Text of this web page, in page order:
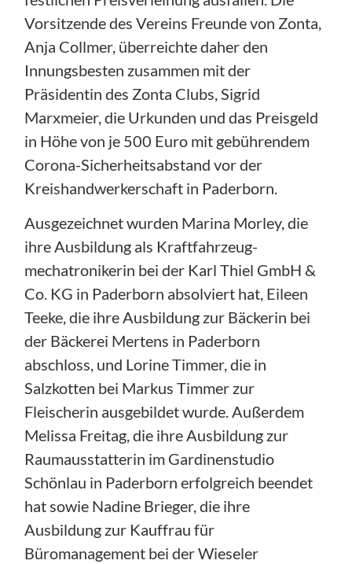
Vorsitzende des Vereins Freunde von Zonta,
Anja Collmer, überreichte daher den
Innungsbesten zusammen mit der
Präsidentin des Zonta Clubs, Sigrid
Marxmeier, die Urkunden und das Preisgeld
in Höhe von je 500 Euro mit gebührendem
Corona-Sicherheitsabstand vor der
Kreishandwerkerschaft in Paderborn.
Ausgezeichnet wurden Marina Morley, die
ihre Ausbildung als Kraftfahrzeug-
mechatronikerin bei der Karl Thiel GmbH &
Co. KG in Paderborn absolviert hat, Eileen
Teeke, die ihre Ausbildung zur Bäckerin bei
der Bäckerei Mertens in Paderborn
abschloss, und Lorine Timmer, die in
Salzkotten bei Markus Timmer zur
Fleischerin ausgebildet wurde. Außerdem
Melissa Freitag, die ihre Ausbildung zur
Raumausstatterin im Gardinenstudio
Schönlau in Paderborn erfolgreich beendet
hat sowie Nadine Brieger, die ihre
Ausbildung zur Kauffrau für
Büromanagement bei der Wieseler